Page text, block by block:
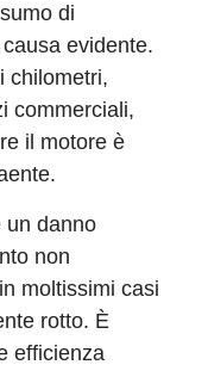
di
evidente.
chilometri,
commerciali,
il motore è
un danno
non
moltissimi casi
rotto. È
efficienza